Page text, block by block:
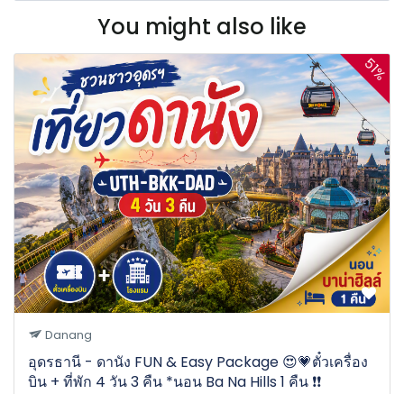
You might also like
51%
Danang
อุดรธานี - ดานัง FUN & Easy Package 😍💗ตั๋วเครื่อง
บิน + ที่พัก 4 วัน 3 คืน *นอน Ba Na Hills 1 คืน ❗️❗️